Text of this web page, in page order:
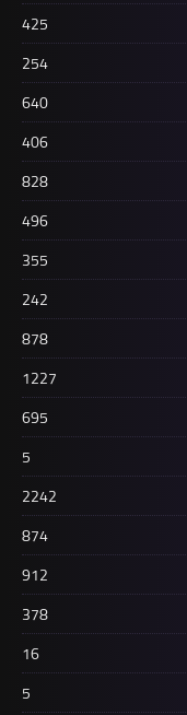
425
254
640
406
828
496
355
242
878
1227
695
5
2242
874
912
378
16
5